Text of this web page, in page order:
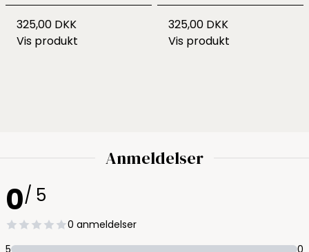
325,00 DKK
Vis produkt
325,00 DKK
Vis produkt
Anmeldelser
0/ 5
0 anmeldelser
5
0